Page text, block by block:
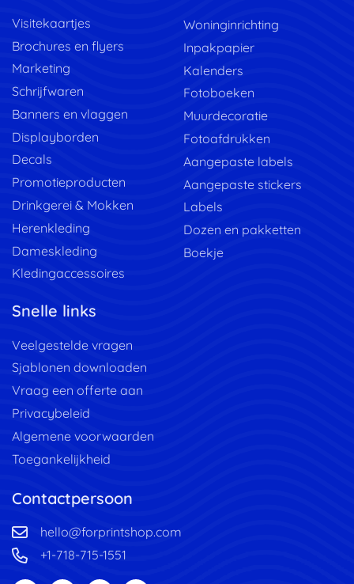
Visitekaartjes
Brochures en flyers
Marketing
Schrijfwaren
Banners en vlaggen
Displayborden
Decals
Promotieproducten
Drinkgerei & Mokken
Herenkleding
Dameskleding
Kledingaccessoires
Woninginrichting
Inpakpapier
Kalenders
Fotoboeken
Muurdecoratie
Fotoafdrukken
Aangepaste labels
Aangepaste stickers
Labels
Dozen en pakketten
Boekje
Snelle links
Veelgestelde vragen
Sjablonen downloaden
Vraag een offerte aan
Privacybeleid
Algemene voorwaarden
Toegankelijkheid
Contactpersoon
hello@forprintshop.com
+1-718-715-1551